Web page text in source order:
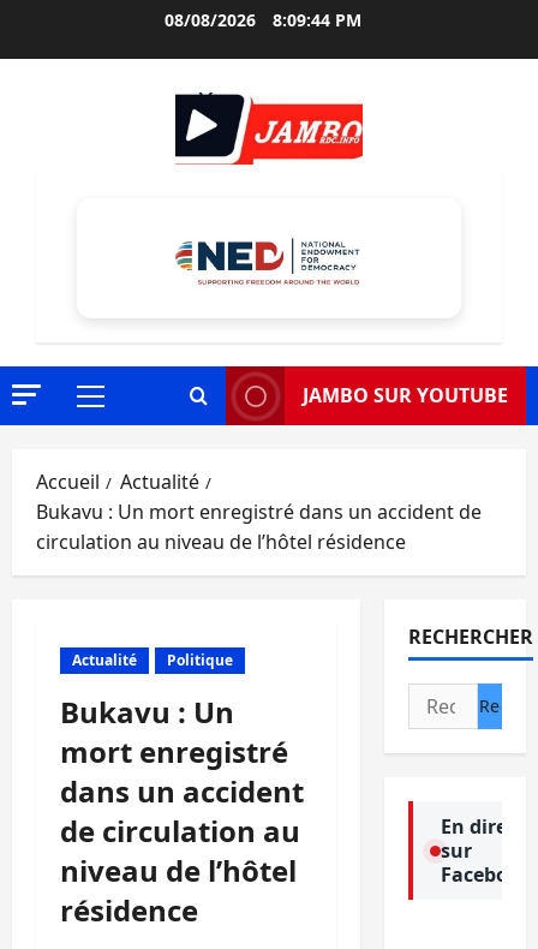
08/08/2026 8:09:45 PM
Menu
JAMBO SUR YOUTUBE
Accueil
Actualité
Bukavu : Un mort enregistré dans un accident de
circulation au niveau de l’hôtel résidence
Actualité Politique
Bukavu : Un
mort enregistré
dans un accident
de circulation au
niveau de l’hôtel
résidence
RECHERCHER
Rechercher :
En direct
sur
Facebook